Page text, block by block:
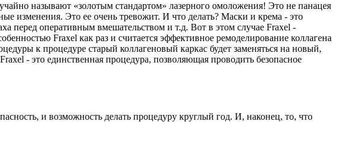
называют «золотым стандартом» лазерного омоложения! Это не панацея
изменения. Это ее очень тревожит. И что делать? Маски и крема - это
перед оперативным вмешательством и т.д. Вот в этом случае Fraxel -
Fraxel как раз и считается эффективное ремоделирование коллагена
к процедуре старый коллагеновый каркас будет заменяться на новый,
- это единственная процедура, позволяющая проводить безопасное
и возможность делать процедуру круглый год. И, наконец, то, что